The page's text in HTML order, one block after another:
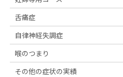
舌痛症
自律神経失調症
喉のつまり
その他の症状の実績